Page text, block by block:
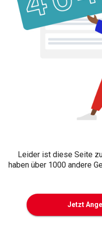
Leider ist diese Seite
haben über 1000 andere
Jetzt